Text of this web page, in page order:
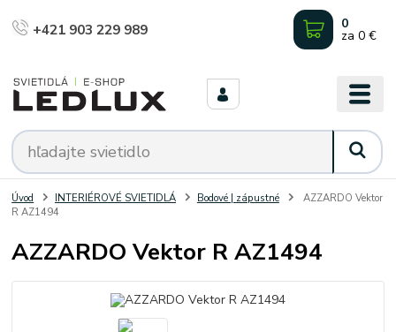
+421 903 229 989 0
za 0 €
Úvod INTERIÉROVÉ SVIETIDLÁ Bodové | zápustné
AZZARDO Vektor
R AZ1494
AZZARDO Vektor R AZ1494